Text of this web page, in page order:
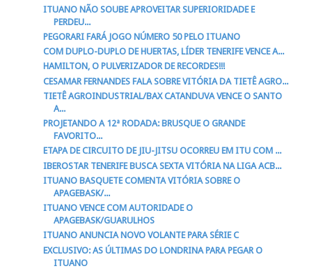
ITUANO NÃO SOUBE APROVEITAR SUPERIORIDADE E
PERDEU...
PEGORARI FARÁ JOGO NÚMERO 50 PELO ITUANO
COM DUPLO-DUPLO DE HUERTAS, LÍDER TENERIFE VENCE A...
HAMILTON, O PULVERIZADOR DE RECORDES!!!
CESAMAR FERNANDES FALA SOBRE VITÓRIA DA TIETÊ AGRO...
TIETÊ AGROINDUSTRIAL/BAX CATANDUVA VENCE O SANTO
A...
PROJETANDO A 12ª RODADA: BRUSQUE O GRANDE
FAVORITO...
ETAPA DE CIRCUITO DE JIU-JITSU OCORREU EM ITU COM ...
IBEROSTAR TENERIFE BUSCA SEXTA VITÓRIA NA LIGA ACB...
ITUANO BASQUETE COMENTA VITÓRIA SOBRE O
APAGEBASK/...
ITUANO VENCE COM AUTORIDADE O
APAGEBASK/GUARULHOS
ITUANO ANUNCIA NOVO VOLANTE PARA SÉRIE C
EXCLUSIVO: AS ÚLTIMAS DO LONDRINA PARA PEGAR O
ITUANO